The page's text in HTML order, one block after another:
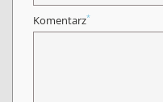
Komentarz*